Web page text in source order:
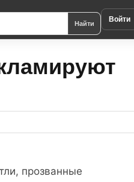
Найти Войти
прозванные